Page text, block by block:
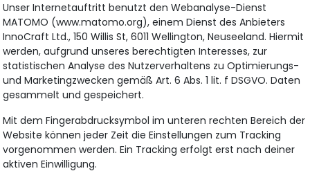
Unser Internetauftritt benutzt den Webanalyse-Dienst
MATOMO (www.matomo.org), einem Dienst des Anbieters
InnoCraft Ltd., 150 Willis St, 6011 Wellington, Neuseeland. Hiermit
werden, aufgrund unseres berechtigten Interesses, zur
statistischen Analyse des Nutzerverhaltens zu Optimierungs-
und Marketingzwecken gemäß Art. 6 Abs. 1 lit. f DSGVO. Daten
gesammelt und gespeichert.
Mit dem Fingerabdrucksymbol im unteren rechten Bereich der
Website können jeder Zeit die Einstellungen zum Tracking
vorgenommen werden. Ein Tracking erfolgt erst nach deiner
aktiven Einwilligung.